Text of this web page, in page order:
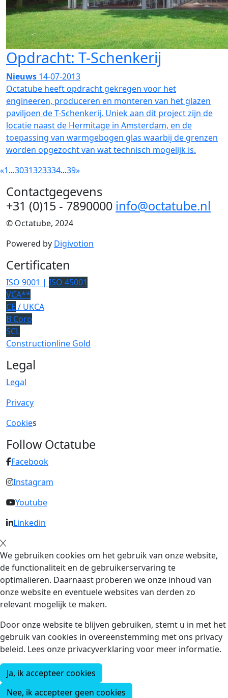
Opdracht: T-Schenkerij
Nieuws 14-07-2013
Octatube heeft opdracht gekregen voor het
engineeren, produceren en monteren van het glazen
paviljoen de T-Schenkerij. Uniek aan dit project zijn de
locatie naast de Hermitage in Amsterdam, en de
toepassing van warmgebogen glas waarbij de grenzen
worden opgezocht van wat technisch mogelijk is.
«1...3031323334...39»
Contactgegevens
+31 (0)15 - 7890000 info@octatube.nl
© Octatube, 2024
Powered by Digivotion
Certificaten
ISO 9001 | ISO 45001
VCA**
CE / UKCA
B Corp
SCL
Constructionline Gold
Legal
Legal
Privacy
Cookies
Follow Octatube
Facebook
Instagram
Youtube
Linkedin
We gebruiken cookies om het gebruik van onze website,
de functionaliteit en de gebruikerservaring te
optimalieren. Daarnaast proberen we onze inhoud van
onze website en eventuele websites van derden zo
relevant mogelijk te maken.
Door onze website te blijven gebruiken, stemt u in met het
gebruik van cookies in overeenstemming met ons privacy
beleid. Lees onze privacyverklaring voor meer informatie.
Ja, ik accepteer cookies
Nee, ik accepteer geen cookies